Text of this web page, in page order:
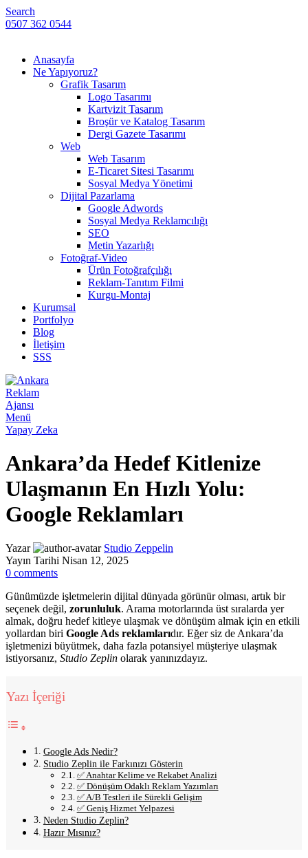
Search
0507 362 0544
Anasayfa
Ne Yapıyoruz?
Grafik Tasarım
Logo Tasarımı
Kartvizit Tasarım
Broşür ve Katalog Tasarım
Dergi Gazete Tasarımı
Web
Web Tasarım
E-Ticaret Sitesi Tasarımı
Sosyal Medya Yönetimi
Dijital Pazarlama
Google Adwords
Sosyal Medya Reklamcılığı
SEO
Metin Yazarlığı
Fotoğraf-Video
Ürün Fotoğrafçılığı
Reklam-Tanıtım Filmi
Kurgu-Montaj
Kurumsal
Portfolyo
Blog
İletişim
SSS
Menü
Yapay Zeka
Ankara’da Hedef Kitlenize
Ulaşmanın En Hızlı Yolu:
Google Reklamları
Yazar
Studio Zeppelin
Yayın Tarihi Nisan 12, 2025
0 comments
Günümüzde işletmelerin dijital dünyada görünür olması, artık bir
seçenek değil, zorunluluk. Arama motorlarında üst sıralarda yer
almak, doğru hedef kitleye ulaşmak ve dönüşüm almak için en etkili
yollardan biri Google Ads reklamlarıdır. Eğer siz de Ankara’da
işletmenizi büyütmek, daha fazla potansiyel müşteriye ulaşmak
istiyorsanız, Studio Zeplin olarak yanınızdayız.
Yazı İçeriği
Google Ads Nedir?
Studio Zeplin ile Farkınızı Gösterin
✅ Anahtar Kelime ve Rekabet Analizi
✅ Dönüşüm Odaklı Reklam Yazımları
✅ A/B Testleri ile Sürekli Gelişim
✅ Geniş Hizmet Yelpazesi
Neden Studio Zeplin?
Hazır Mısınız?